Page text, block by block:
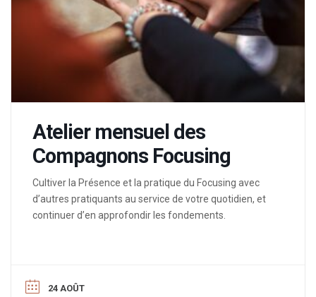
Atelier mensuel des
Compagnons Focusing
Cultiver la Présence et la pratique du Focusing avec
d’autres pratiquants au service de votre quotidien, et
continuer d’en approfondir les fondements.
24 AOÛT